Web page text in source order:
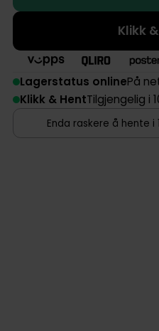
Klikk
Lagerstatus onlinePå
Klikk & HentTilgjengelig i
Enda raskere å hente i